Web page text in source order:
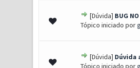
[Dúvida] BUG
Tópico iniciado por
0
[Dúvida] Dúvida
Tópico iniciado por
0